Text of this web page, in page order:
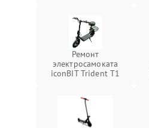
Ремонт
электросамоката
iconBIT Trident T1